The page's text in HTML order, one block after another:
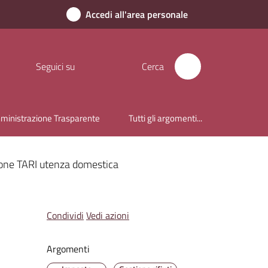
Accedi all'area personale
Seguici su Cerca
Trasparente Tutti gli argomenti...
TARI utenza domestica
Condividi Vedi azioni
Argomenti